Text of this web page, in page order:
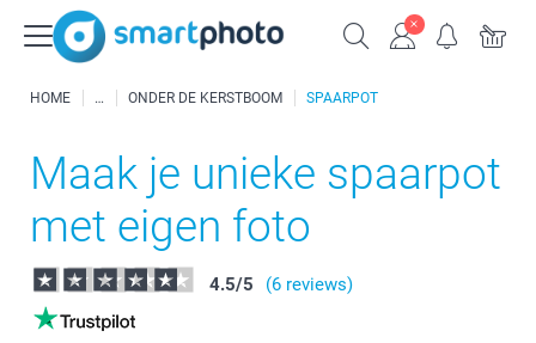
HOME ONDER DE KERSTBOOM SPAARPOT
Maak je unieke spaarpot
met eigen foto
4.5/5 (6 reviews)